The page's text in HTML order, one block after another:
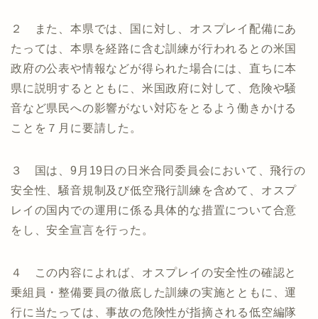
２ また、本県では、国に対し、オスプレイ配備にあ
たっては、本県を経路に含む訓練が行われるとの米国
政府の公表や情報などが得られた場合には、直ちに本
県に説明するとともに、米国政府に対して、危険や騒
音など県民への影響がない対応をとるよう働きかける
ことを７月に要請した。
３ 国は、9月19日の日米合同委員会において、飛行の
安全性、騒音規制及び低空飛行訓練を含めて、オスプ
レイの国内での運用に係る具体的な措置について合意
をし、安全宣言を行った。
４ この内容によれば、オスプレイの安全性の確認と
乗組員・整備要員の徹底した訓練の実施とともに、運
行に当たっては、事故の危険性が指摘される低空編隊